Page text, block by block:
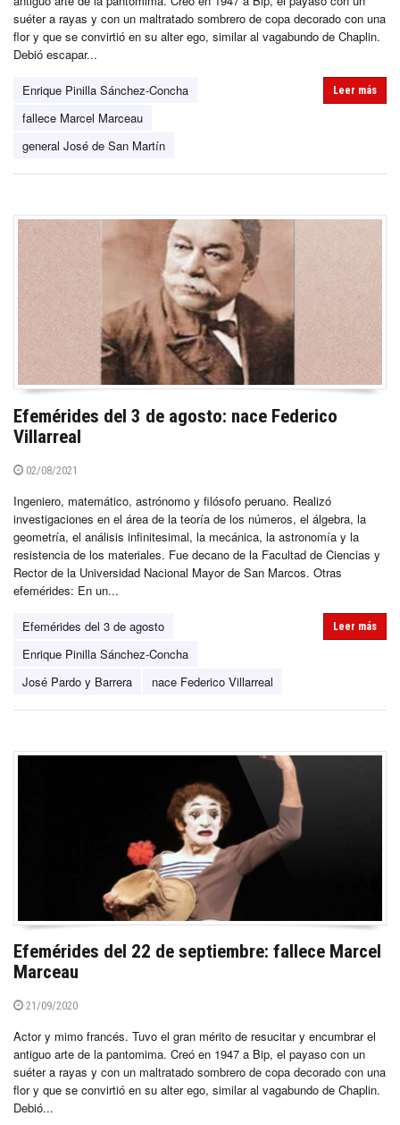
suéter a rayas y con un maltratado sombrero de copa decorado con una
flor y que se convirtió en su alter ego, similar al vagabundo de Chaplin.
Debió escapar...
Enrique Pinilla Sánchez-Concha
fallece Marcel Marceau
general José de San Martín
Leer más
Efemérides del 3 de agosto: nace Federico
Villarreal
02/08/2021
Ingeniero, matemático, astrónomo y filósofo peruano. Realizó
investigaciones en el área de la teoría de los números, el álgebra, la
geometría, el análisis infinitesimal, la mecánica, la astronomía y la
resistencia de los materiales. Fue decano de la Facultad de Ciencias y
Rector de la Universidad Nacional Mayor de San Marcos. Otras
efemérides: En un...
Efemérides del 3 de agosto
Enrique Pinilla Sánchez-Concha
José Pardo y Barrera
nace Federico Villarreal
Leer más
Efemérides del 22 de septiembre: fallece Marcel
Marceau
21/09/2020
Actor y mimo francés. Tuvo el gran mérito de resucitar y encumbrar el
antiguo arte de la pantomima. Creó en 1947 a Bip, el payaso con un
suéter a rayas y con un maltratado sombrero de copa decorado con una
flor y que se convirtió en su alter ego, similar al vagabundo de Chaplin.
Debió...